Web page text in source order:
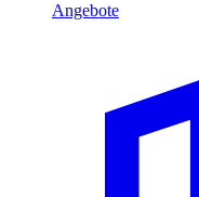
Angebote